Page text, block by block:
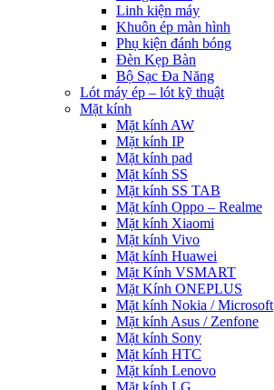
Linh kiện máy
Khuôn ép màn hình
Phụ kiện đánh bóng
Đèn Kẹp Bàn
Bộ Sạc Đa Năng
Lót máy ép – lót kỹ thuật
Mặt kính
Mặt kính AW
Mặt kính IP
Mặt kính pad
Mặt kính SS
Mặt kính SS TAB
Mặt kính Oppo – Realme
Mặt kính Xiaomi
Mặt kính Vivo
Mặt kính Huawei
Mặt Kính VSMART
Mặt Kính ONEPLUS
Mặt kính Nokia / Microsoft
Mặt kính Asus / Zenfone
Mặt kính Sony
Mặt kính HTC
Mặt kính Lenovo